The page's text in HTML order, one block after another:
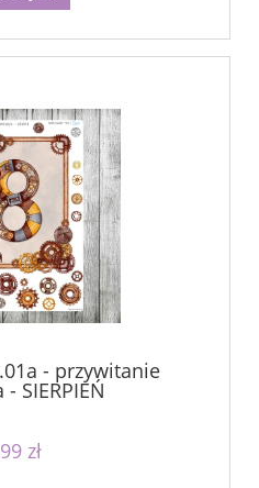
- przywitanie
SIERPIEŃ
zł